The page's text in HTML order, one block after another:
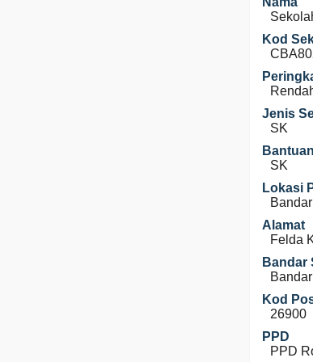
Kod
Jenis
SK
Bantuan
SK
Lokasi
Bandar
Alamat
Felda
Bandar
Kod
26900
PPD
PPD